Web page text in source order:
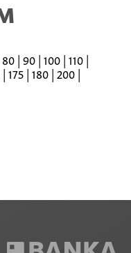
80 | 90 | 100 | 110 |
175 | 180 | 200 |